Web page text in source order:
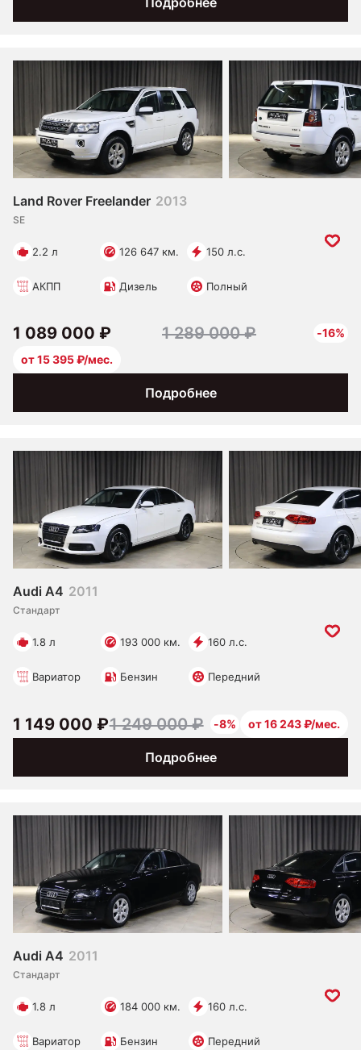
Land Rover Freelander 2013
SE
2.2 л 126 647 км. 150 л.с.
АКПП Дизель Полный
Подробнее
1 089 000 ₽ 1 289 000 ₽
-16%
от 15 395 ₽/мес.
Audi A4 2011
Стандарт
1.8 л 193 000 км. 160 л.с.
Вариатор Бензин Передний
Подробнее
1 149 000 ₽1 249 000 ₽ -8% от 16 243 ₽/мес.
Audi A4 2011
Стандарт
1.8 л 184 000 км. 160 л.с.
Вариатор Бензин Передний